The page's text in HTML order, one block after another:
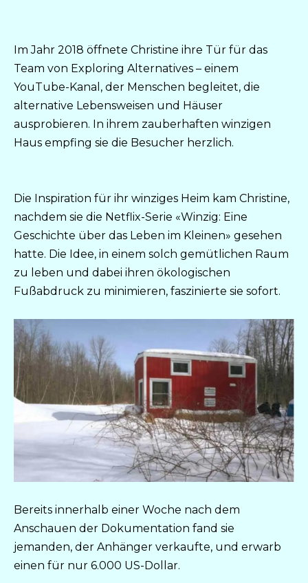
Im Jahr 2018 öffnete Christine ihre Tür für das
Team von Exploring Alternatives – einem
YouTube-Kanal, der Menschen begleitet, die
alternative Lebensweisen und Häuser
ausprobieren. In ihrem zauberhaften winzigen
Haus empfing sie die Besucher herzlich.
Die Inspiration für ihr winziges Heim kam Christine,
nachdem sie die Netflix-Serie «Winzig: Eine
Geschichte über das Leben im Kleinen» gesehen
hatte. Die Idee, in einem solch gemütlichen Raum
zu leben und dabei ihren ökologischen
Fußabdruck zu minimieren, faszinierte sie sofort.
Bereits innerhalb einer Woche nach dem
Anschauen der Dokumentation fand sie
jemanden, der Anhänger verkaufte, und erwarb
einen für nur 6.000 US-Dollar.